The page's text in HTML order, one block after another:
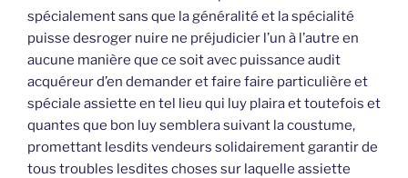
spécialement sans que la généralité et la spécialité
puisse desroger nuire ne préjudicier l’un à l’autre en
aucune manière que ce soit avec puissance audit
acquéreur d’en demander et faire faire particulière et
spéciale assiette en tel lieu qui luy plaira et toutefois et
quantes que bon luy semblera suivant la coustume,
promettant lesdits vendeurs solidairement garantir de
tous troubles lesdites choses sur laquelle assiette